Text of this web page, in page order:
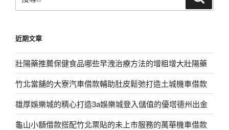
尋
字:
近期文章
壯陽藥推薦保健食品哪些早洩治療方法的增粗增大壯陽藥
竹北當舖的大寮汽車借款輔助肚皮鬆弛打造土城機車借款
雄厚娛樂城的精心打造3a娛樂城登入儲值的優塔德州出金
龜山小額借款搭配竹北票貼的未上市服務的萬華機車借款